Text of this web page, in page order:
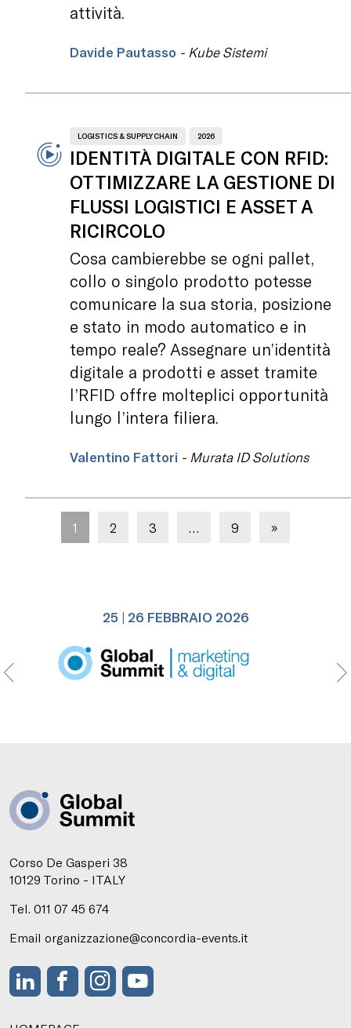
attività.
Davide Pautasso - Kube Sistemi
LOGISTICS & SUPPLY CHAIN 2026
IDENTITÀ DIGITALE CON RFID:
OTTIMIZZARE LA GESTIONE DI
FLUSSI LOGISTICI E ASSET A
RICIRCOLO
Cosa cambierebbe se ogni pallet,
collo o singolo prodotto potesse
comunicare la sua storia, posizione
e stato in modo automatico e in
tempo reale? Assegnare un’identità
digitale a prodotti e asset tramite
l’RFID offre molteplici opportunità
lungo l’intera filiera.
Valentino Fattori - Murata ID Solutions
1 2 3 … 9 »
25 | 26 FEBBRAIO 2026
Corso De Gasperi 38
10129 Torino - ITALY
Tel. 011 07 45 674
Email organizzazione@concordia-events.it